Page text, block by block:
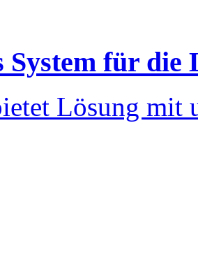
für die
Lösung mit